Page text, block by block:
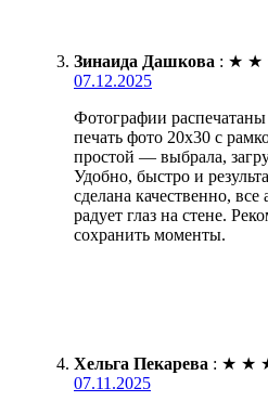
Зинаида Дашкова : ★ ★
07.12.2025
Фотографии распечатаны
печать фото 20х30 с
простой — выбрала,
Удобно, быстро и
сделана качественно,
радует глаз на стене.
сохранить моменты.
Хельга Пекарева : ★ ★
07.11.2025